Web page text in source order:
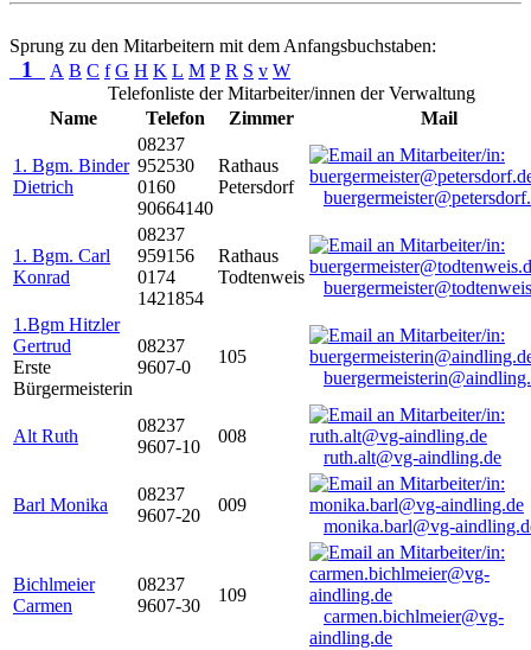
Sprung zu den Mitarbeitern mit dem Anfangsbuchstaben:
1 A B C f G H K L M P R S v W
Telefonliste der Mitarbeiter/innen der Verwaltung
Name
Telefon Zimmer Mail
1. Bgm. Binder
Dietrich
08237
952530
0160
90664140
Rathaus
Petersdorf
1. Bgm. Carl
Konrad
08237
959156
0174
1421854
Rathaus
Todtenweis
1.Bgm Hitzler
Gertrud
Erste
Bürgermeisterin
08237
9607-0
105
Alt Ruth
08237
9607-10
008
ruth.alt@vg-aindling.de
Barl Monika
08237
9607-20
009
monika.barl@vg-
Bichlmeier
Carmen
08237
9607-30
109
carmen.bichlmeier@vg-
aindling.de